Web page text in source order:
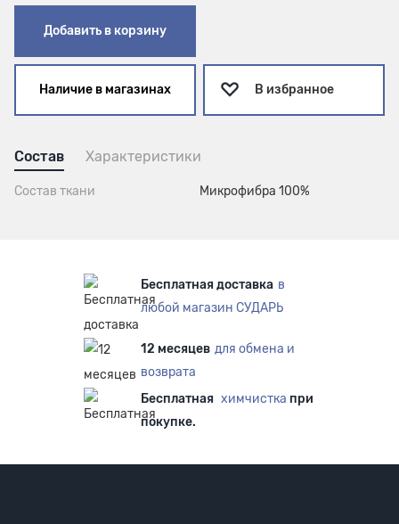
Добавить в корзину
Наличие в магазинах В избранное
Состав Характеристики
Состав ткани Микрофибра 100%
Бесплатная доставка в
любой магазин СУДАРЬ
12 месяцев для обмена и
возврата
Бесплатная химчистка при
покупке.